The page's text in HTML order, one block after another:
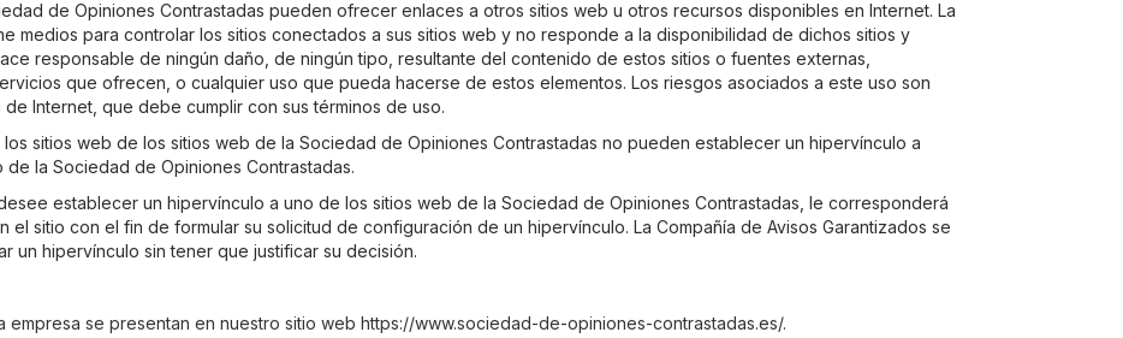
de Opiniones Contrastadas pueden ofrecer enlaces a otros sitios web u otros recursos disponibles en Internet. La
medios para controlar los sitios conectados a sus sitios web y no responde a la disponibilidad de dichos sitios y
responsable de ningún daño, de ningún tipo, resultante del contenido de estos sitios o fuentes externas,
que ofrecen, o cualquier uso que pueda hacerse de estos elementos. Los riesgos asociados a este uso son
Internet, que debe cumplir con sus términos de uso.
sitios web de los sitios web de la Sociedad de Opiniones Contrastadas no pueden establecer un hipervínculo a
la Sociedad de Opiniones Contrastadas.
establecer un hipervínculo a uno de los sitios web de la Sociedad de Opiniones Contrastadas, le corresponderá
sitio con el fin de formular su solicitud de configuración de un hipervínculo. La Compañía de Avisos Garantizados se
un hipervínculo sin tener que justificar su decisión.
empresa se presentan en nuestro sitio web https://www.sociedad-de-opiniones-contrastadas.es/.